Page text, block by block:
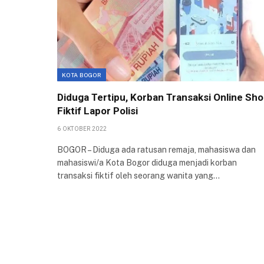
KOTA BOGOR
Diduga Tertipu, Korban Transaksi Online
Fiktif Lapor Polisi
6 OKTOBER 2022
BOGOR – Diduga ada ratusan remaja, mahasiswa dan
mahasiswi/a Kota Bogor diduga menjadi korban
transaksi fiktif oleh seorang wanita yang…